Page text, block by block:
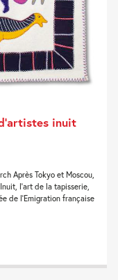
inuit
Après Tokyo et Moscou,
l’art de la tapisserie,
de l’Emigration française